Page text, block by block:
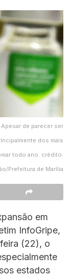
de parecer ser
dos mais
todo ano. crédito:
Prefeitura de Marília
em
InfoGripe,
(22), o
estados